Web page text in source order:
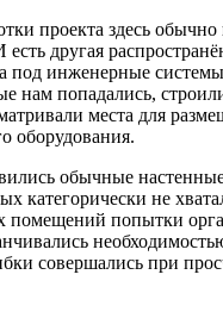
проекта здесь
другая
под инженерные
нам попадались,
места для
оборудования.
обычные
категорически не
помещений попытки
совершались при